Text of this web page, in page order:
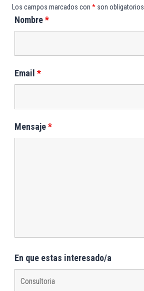
Los campos marcados con * son obligatorios
Nombre*
Email *
Mensaje*
En que estas interesado/a